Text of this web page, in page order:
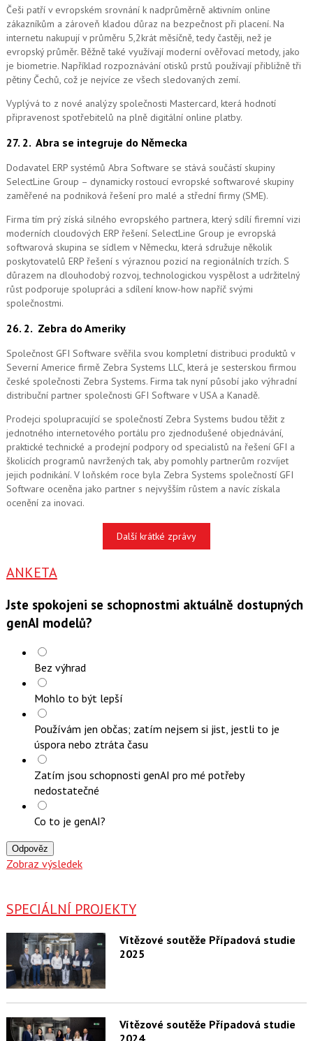
Češi patří v evropském srovnání k nadprůměrně aktivním online
zákazníkům a zároveň kladou důraz na bezpečnost při placení. Na
internetu nakupují v průměru 5,2krát měsíčně, tedy častěji, než je
evropský průměr. Běžně také využívají moderní ověřovací metody, jako
je biometrie. Například rozpoznávání otisků prstů používají přibližně tři
pětiny Čechů, což je nejvíce ze všech sledovaných zemí.
Vyplývá to z nové analýzy společnosti Mastercard, která hodnotí
připravenost spotřebitelů na plně digitální online platby.
27. 2. Abra se integruje do Německa
Dodavatel ERP systémů Abra Software se stává součástí skupiny
SelectLine Group – dynamicky rostoucí evropské softwarové skupiny
zaměřené na podniková řešení pro malé a střední firmy (SME).
Firma tím prý získá silného evropského partnera, který sdílí firemní vizi
moderních cloudových ERP řešení. SelectLine Group je evropská
softwarová skupina se sídlem v Německu, která sdružuje několik
poskytovatelů ERP řešení s výraznou pozicí na regionálních trzích. S
důrazem na dlouhodobý rozvoj, technologickou vyspělost a udržitelný
růst podporuje spolupráci a sdílení know-how napříč svými
společnostmi.
26. 2. Zebra do Ameriky
Společnost GFI Software svěřila svou kompletní distribuci produktů v
Severní Americe firmě Zebra Systems LLC, která je sesterskou firmou
české společnosti Zebra Systems. Firma tak nyní působí jako výhradní
distribuční partner společnosti GFI Software v USA a Kanadě.
Prodejci spolupracující se společností Zebra Systems budou těžit z
jednotného internetového portálu pro zjednodušené objednávání,
praktické technické a prodejní podpory od specialistů na řešení GFI a
školicích programů navržených tak, aby pomohly partnerům rozvíjet
jejich podnikání. V loňském roce byla Zebra Systems společností GFI
Software oceněna jako partner s nejvyšším růstem a navíc získala
ocenění za inovaci.
Další krátké zprávy
ANKETA
Jste spokojeni se schopnostmi aktuálně dostupných
genAI modelů?
Bez výhrad
Mohlo to být lepší
Používám jen občas; zatím nejsem si jist, jestli to je
úspora nebo ztráta času
Zatím jsou schopnosti genAI pro mé potřeby
nedostatečné
Co to je genAI?
Odpověz
Zobraz výsledek
SPECIÁLNÍ PROJEKTY
Vítězové soutěže Případová studie
2025
Vítězové soutěže Případová studie